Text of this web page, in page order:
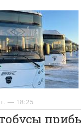
г. — 18:25